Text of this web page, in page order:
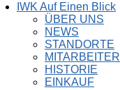
IWK Auf Einen Blick
ÜBER UNS
NEWS
STANDORTE
MITARBEITER
HISTORIE
EINKAUF